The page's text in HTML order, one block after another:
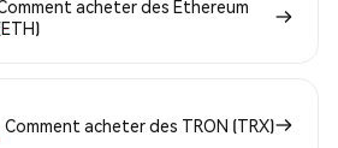
acheter des Ethereum
Comment acheter des TRON (TRX)